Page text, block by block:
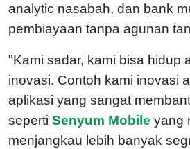
analytic nasabah, dan bank
pembiayaan tanpa agunan
"Kami sadar, kami bisa hidup
inovasi. Contoh kami inovasi
aplikasi yang sangat
seperti Senyum Mobile yang
menjangkau lebih banyak